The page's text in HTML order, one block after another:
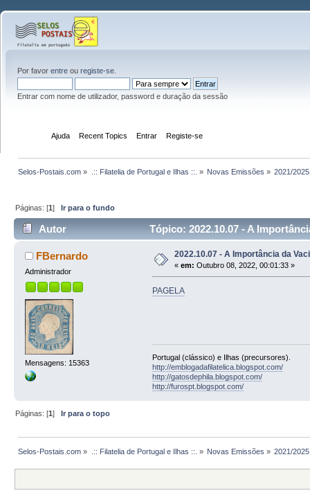
Por favor entre ou registe-se
Entrar com nome de utilizador, password e duração da sessão
Ajuda Recent Topics Entrar Registe-se
Selos-Postais.com » .:: Filatelia de Portugal e Ilhas ::. » Novas Emissões » 2021/2025
Páginas: [1]Ir para o fundo
Autor Tópico: 2022.10.07 - A
FBernardo
Administrador
Mensagens: 15363
2022.10.07 - A Importância da
« em: Outubro 08, 2022, 00:01:33 »
PAGELA
Portugal (clássico) e Ilhas (precursores).
http://emblogadafilatelica.blogspot.com/
http://gatosdephila.blogspot.com/
http://furospt.blogspot.com/
Páginas: [1]Ir para o topo
Selos-Postais.com » .:: Filatelia de Portugal e Ilhas ::. » Novas Emissões » 2021/2025